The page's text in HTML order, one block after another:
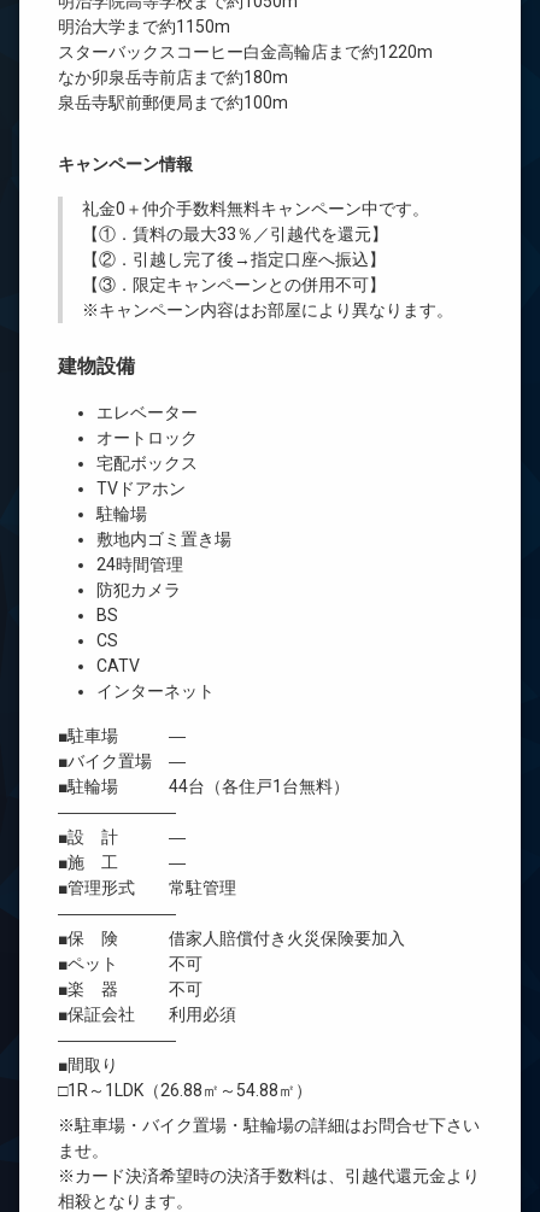
明治大学まで約1150m
スターバックスコーヒー白金高輪店まで約1220m
なか卯泉岳寺前店まで約180m
泉岳寺駅前郵便局まで約100m
キャンペーン情報
礼金0 ＋仲介手数料無料キャンペーン中です。
【①．賃料の最大33％／引越代を還元】
【②．引越し完了後→指定口座へ振込】
【③．限定キャンペーンとの併用不可】
※キャンペーン内容はお部屋により異なります。
建物設備
エレベーター
オートロック
宅配ボックス
TVドアホン
駐輪場
敷地内ゴミ置き場
24時間管理
防犯カメラ
BS
CS
CATV
インターネット
■駐車場 ―
■バイク置場 ―
■駐輪場 44台（各住戸1台無料）
―――――――
■設 計 ―
■施 工 ―
■管理形式 常駐管理
―――――――
■保 険 借家人賠償付き火災保険要加入
■ペット 不可
■楽 器 不可
■保証会社 利用必須
―――――――
■間取り
□1R～1LDK（26.88㎡～54.88㎡）
※駐車場・バイク置場・駐輪場の詳細はお問合せ下さい
ませ。
※カード決済希望時の決済手数料は、引越代還元金より
相殺となります。